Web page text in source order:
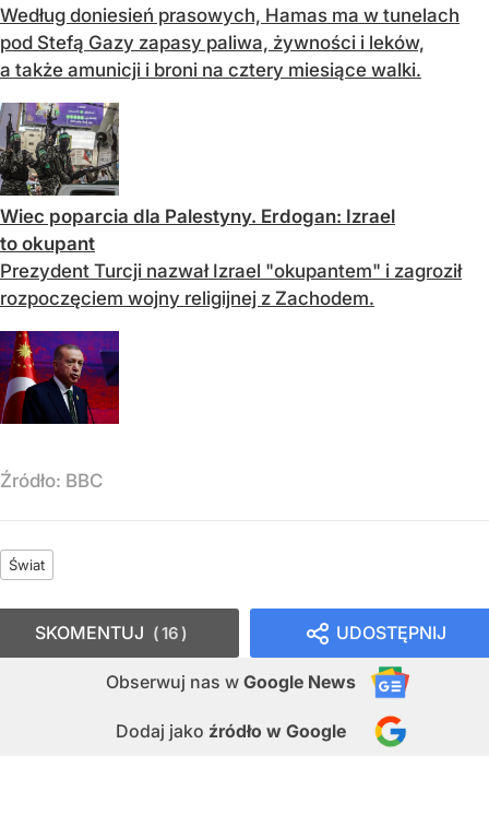
Według doniesień prasowych, Hamas ma w tunelach
pod Stefą Gazy zapasy paliwa, żywności i leków,
a także amunicji i broni na cztery miesiące walki.
Wiec poparcia dla Palestyny. Erdogan: Izrael
to okupant
Prezydent Turcji nazwał Izrael "okupantem" i zagroził
rozpoczęciem wojny religijnej z Zachodem.
Źródło: BBC
Świat
UDOSTĘPNIJ
Obserwuj nas w Google News
Dodaj jako źródło w Google
SKOMENTUJ 16